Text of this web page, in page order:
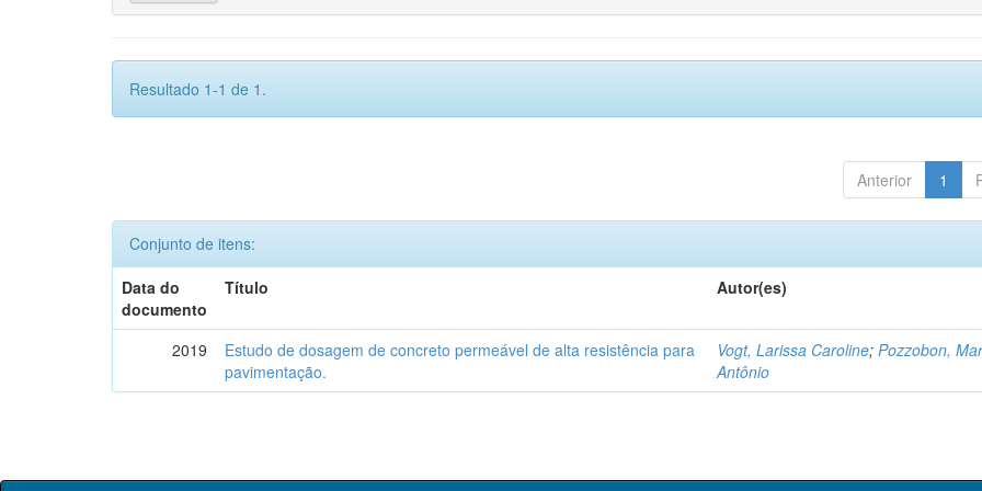
Resultado 1-1 de 1.
Anterior 1
Conjunto de itens:
Data do
documento
Título Autor(es)
2019
Estudo de dosagem de concreto permeável de alta resistência para
pavimentação.
Vogt, Larissa Caroline;Pozzobon,
Antônio